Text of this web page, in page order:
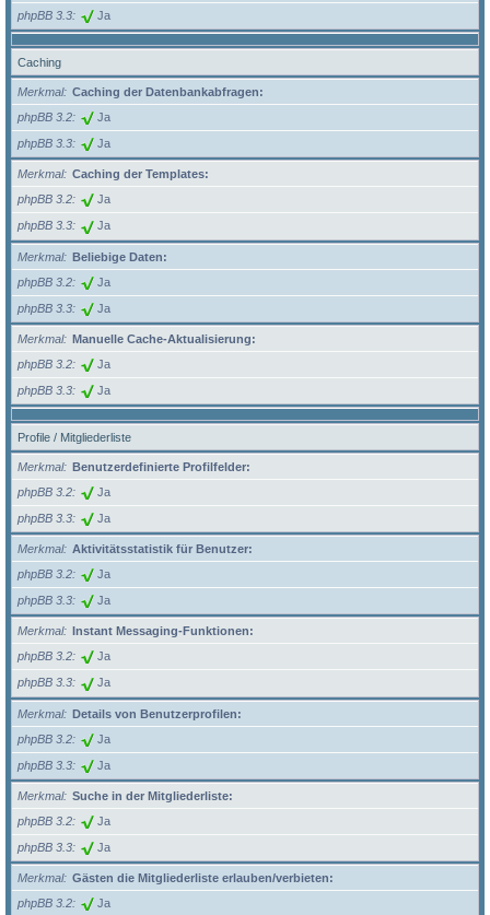
phpBB 3.3 Ja
Caching
Merkmal
Caching der Datenbankabfragen:
phpBB 3.2
Ja
phpBB 3.3 Ja
Merkmal
Caching der Templates:
phpBB 3.2
Ja
phpBB 3.3 Ja
Merkmal
Beliebige Daten:
phpBB 3.2
Ja
phpBB 3.3 Ja
Merkmal
Manuelle Cache-Aktualisierung:
phpBB 3.2
Ja
phpBB 3.3 Ja
Profile / Mitgliederliste
Merkmal
Benutzerdefinierte Profilfelder:
phpBB 3.2
Ja
phpBB 3.3 Ja
Merkmal
Aktivitätsstatistik für Benutzer:
phpBB 3.2
Ja
phpBB 3.3 Ja
Merkmal
Instant Messaging-Funktionen:
phpBB 3.2
Ja
phpBB 3.3 Ja
Merkmal
Details von Benutzerprofilen:
phpBB 3.2
Ja
phpBB 3.3 Ja
Merkmal
Suche in der Mitgliederliste:
phpBB 3.2
Ja
phpBB 3.3 Ja
Merkmal
Gästen die Mitgliederliste erlauben/verbieten:
phpBB 3.2
Ja